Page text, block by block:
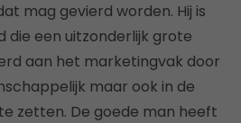
mag gevierd worden. Hij is
die een uitzonderlijk grote
aan het marketingvak door
maar ook in de
zetten. De goede man heeft